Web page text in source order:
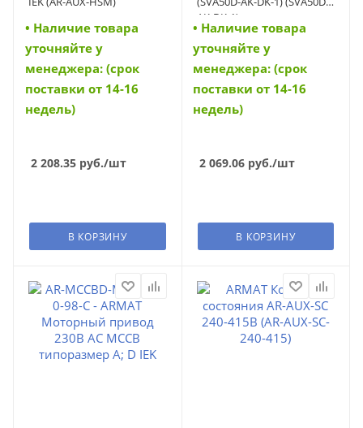
• Наличие товара
уточняйте у
менеджера: (срок
поставки от 14-16
недель)
2 208.35 руб./шт
В КОРЗИНУ
AK-DK-1)
• Наличие товара
уточняйте у
менеджера: (срок
поставки от 14-16
недель)
2 069.06руб./шт
В КОРЗИНУ